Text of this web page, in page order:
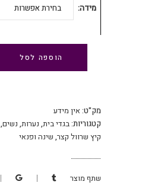
מידה בחירת אפשרות
הוספה לסל
מק"ט: אין מידע
קטגוריות:בגדי בית, נערות, נשים,
קיץ שרוול קצר, שינה ופנאי
שתף מוצר